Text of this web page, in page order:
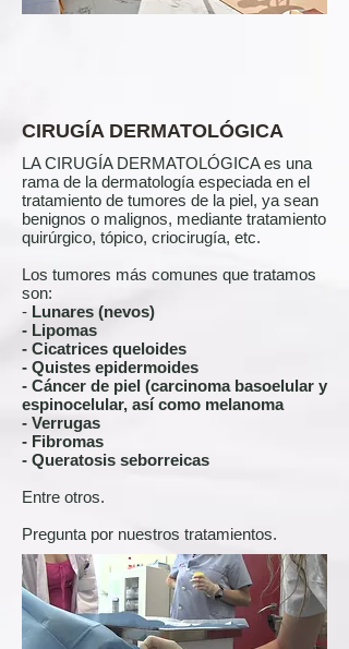
CIRUGÍA DERMATOLÓGICA
LA CIRUGÍA DERMATOLÓGICA es una
rama de la dermatología especiada en el
tratamiento de tumores de la piel, ya sean
benignos o malignos, mediante tratamiento
quirúrgico, tópico, criocirugía, etc.
Los tumores más comunes que tratamos
son:
- Lunares (nevos)
- Lipomas
- Cicatrices queloides
- Quistes epidermoides
- Cáncer de piel (carcinoma basoelular y
espinocelular, así como melanoma
- Verrugas
- Fibromas
- Queratosis seborreicas
Entre otros.
Pregunta por nuestros tratamientos.